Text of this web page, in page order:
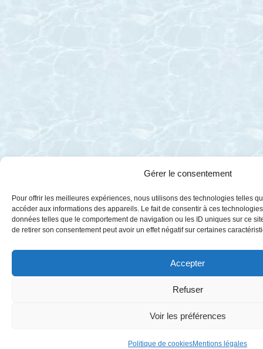
Gérer le consentement
Pour offrir les meilleures expériences, nous utilisons des technologies telles
accéder aux informations des appareils. Le fait de consentir à ces
données telles que le comportement de navigation ou les ID uniques sur ce
de retirer son consentement peut avoir un effet négatif sur certaines
Accepter
Refuser
Voir les préférences
Politique de cookiesMentions légales